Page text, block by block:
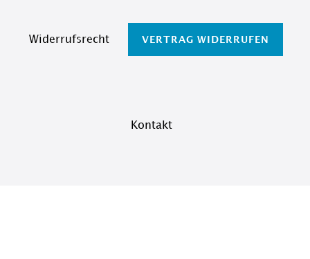
Widerrufs­recht VERTRAG WIDERRUFEN
Kontakt